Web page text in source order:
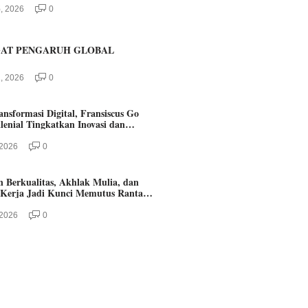
POLITIK
2026 0
PENGARUH GLOBAL
2026 0
Digital, Fransiscus Go
Tingkatkan Inovasi dan
0
Berkualitas, Akhlak Mulia, dan
Jadi Kunci Memutus Rantai
0